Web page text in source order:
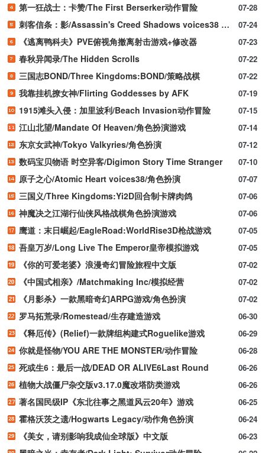
07-28
第一狂战士：卡赞/The First Berserker动作冒险
07-24
刺客信条：影/Assassin's Creed Shadows voices38 新游发布
07-23
《逃离鸭科夫》PVE俯视角撤离射击游戏+修改器
07-22
春秋异闻录/The Hidden Scrolls
07-22
三国志BOND/Three Kingdoms:BOND/策略战棋
07-19
我靠挂机撩女神/Flirting Goddesses by AFK
07-15
1915滩头入侵：加里波利/Beach Invasion动作冒险
07-14
江山北望/Mandate Of Heaven/角色扮演游戏
07-12
东京女武神/Tokyo Valkyries/角色扮演
07-10
数码宝贝物语 时空异客/Digimon Story Time Stranger
07-07
原子之心/Atomic Heart voices38/角色扮演
07-06
三国义/Three Kingdoms:Yi2D回合制卡牌肉鸽
07-06
神魔决之江湖行仙侠风格战棋角色扮演游戏
07-05
鹰道：末日崛起/EagleRoad:WorldRise3D枪战游戏
07-05
吾皇万岁/Long Live The Emperor皇帝模拟游戏
07-02
《你的可爱老婆》浪漫奇幻冒险旅程中文版
07-02
《中国式相亲》/Matchmaking Inc/模拟经营
07-02
《月影杀》一款黑暗奇幻ARPG游戏/角色扮演
06-30
罗马拓荒录/Romestead/生存建造游戏
06-29
《释厄传》(Relief)一款牌组构建式Roguelike游戏
06-28
你就是怪物/YOU ARE THE MONSTER/动作冒险
06-26
死或生6：最后一战/DEAD OR ALIVE6Last Round
06-26
植物大战僵尸杂交版v3.17.0魔改塔防类游戏
06-25
著名国民级IP《东北往事之黑道风云20年》游戏
06-24
霍格沃茨之遗/Hogwarts Legacy/动作角色扮演
06-23
《美女，请别影响我成仙全球版》中文版